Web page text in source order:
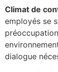
Climat de
employés se
dialogue